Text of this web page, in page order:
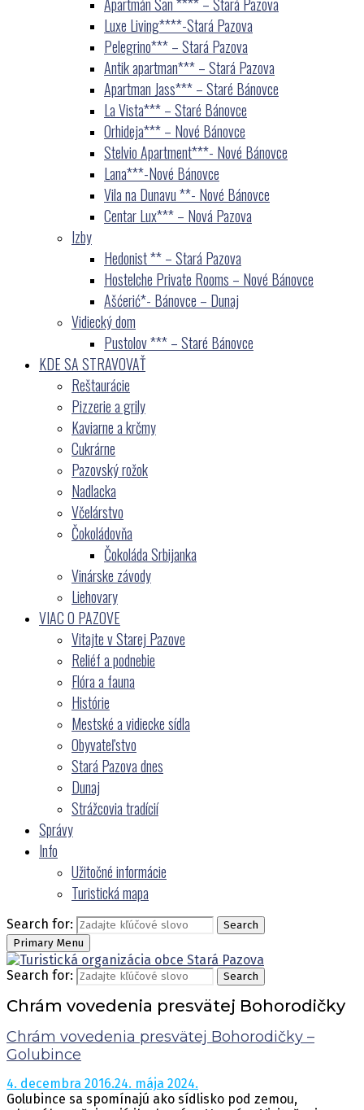
Luxe Living****-Stará Pazova
Pelegrino*** – Stará Pazova
Antik apartman*** – Stará Pazova
Apartman Jass*** – Staré Bánovce
La Vista*** – Staré Bánovce
Orhideja*** – Nové Bánovce
Stelvio Apartment***- Nové Bánovce
Lana***-Nové Bánovce
Vila na Dunavu **- Nové Bánovce
Centar Lux*** – Nová Pazova
Izby
Hedonist ** – Stará Pazova
Hostelche Private Rooms – Nové Bánovce
Ašćerić*- Bánovce – Dunaj
Vidiecký dom
Pustolov *** – Staré Bánovce
KDE SA STRAVOVAŤ
Reštaurácie
Pizzerie a grily
Kaviarne a krčmy
Cukrárne
Pazovský rožok
Nadlacka
Včelárstvo
Čokoládovňa
Čokoláda Srbijanka
Vinárske závody
Liehovary
VIAC O PAZOVE
Vitajte v Starej Pazove
Reliéf a podnebie
Flóra a fauna
Histórie
Mestské a vidiecke sídla
Obyvateľstvo
Stará Pazova dnes
Dunaj
Strážcovia tradícií
Správy
Info
Užitočné informácie
Turistická mapa
Search for:
Search
Primary Menu
Search for: Search
Chrám vovedenia presvätej Bohorodičky
Chrám vovedenia presvätej Bohorodičky –
Golubince
4. decembra 2016.24. mája 2024.
Golubince sa spomínajú ako sídlisko pod zemou,